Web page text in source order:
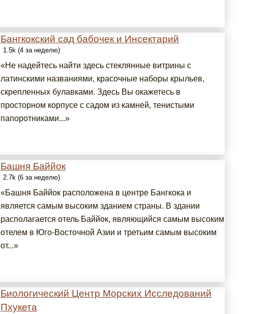
Бангкокский сад бабочек и Инсектарий
1.5k (4 за неделю)
«Не надейтесь найти здесь стеклянные витрины с
латинскими названиями, красочные наборы крыльев,
скрепленных булавками. Здесь Вы окажетесь в
просторном корпусе с садом из камней, тенистыми
папоротниками...»
Башня Баййок
2.7k (6 за неделю)
«Башня Баййок расположена в центре Бангкока и
является самым высоким зданием страны. В здании
располагается отель Баййок, являющийся самым высоким
отелем в Юго-Восточной Азии и третьим самым высоким
от...»
Биологический Центр Морских Исследований
Пхукета